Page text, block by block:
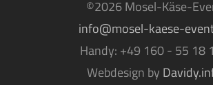
©2026 Mosel-Käse-
info@mosel-kaese-
Handy: +49 160 - 55 18
Webdesign by